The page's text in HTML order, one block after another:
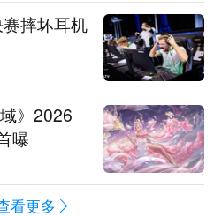
摔坏耳机
》2026
曝
看更多